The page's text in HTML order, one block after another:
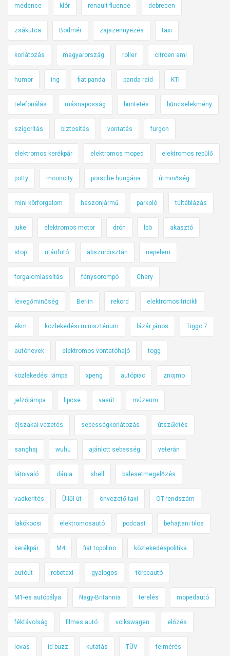
medence klór renault fluence debrecen
zsákutca Bodmér zajszennyezés taxi
korlátozás magyarország roller citroen ami
humor ing fiat panda panda raid KTI
telefonálás másnaposság büntetés bűncselekmény
szigorítás biztosítás vontatás furgon
elektromos kerékpár elektromos moped elektromos repülő
pötty mooncity porsche hungária útminőség
mini körforgalom haszonjármű parkoló túltáblázás
juke elektromos motor drón lpö akasztó
stop utánfutó abszurdisztán napelem
forgalomlassítás fénysorompó Chery
levegőminőség Berlin rekord elektromos tricikli
ékm közlekedési minisztérium lázár jános Tiggo 7
autónevek elektromos vontatóhajó togg
közlekedési lámpa xpeng autópiac znojmo
jelzőlámpa lipcse vasút múzeum
éjszakai vezetés sebességkorlátozás útszűkítés
sanghaj wuhu ajánlott sebesség veterán
látnivaló dánia shell balesetmegelőzés
vadkerítés Üllői út önvezető taxi OT-rendszám
lakókocsi elektromosautó podcast behajtani tilos
kerékpár M4 fiat topolino közlekedéspolitika
autóút robotaxi gyalogos törpeautó
M1-es autópálya Nagy-Britannia terelés mopedautó
féktávolság filmes autó volkswagen előzés
lovas id buzz kutatás TÜV felmérés